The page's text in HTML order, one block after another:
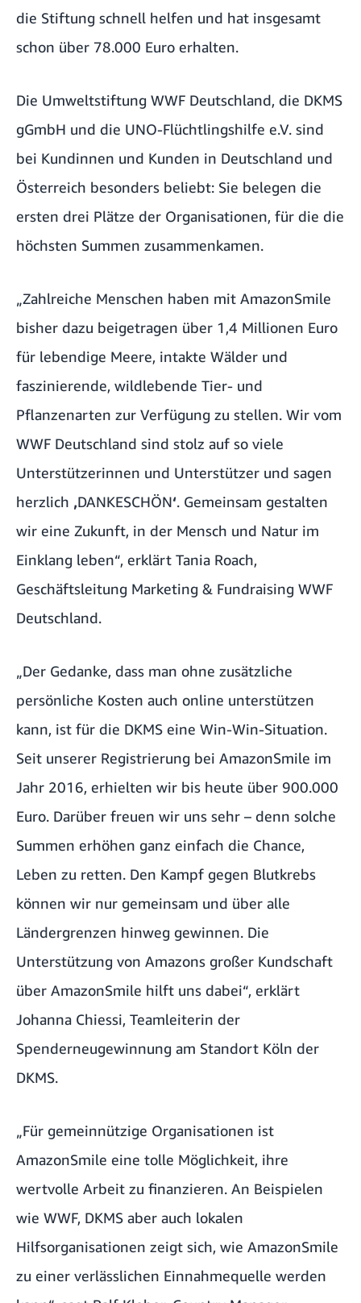
die Stiftung schnell helfen und hat insgesamt
schon über 78.000 Euro erhalten.
Die Umweltstiftung WWF Deutschland, die DKMS
gGmbH und die UNO-Flüchtlingshilfe e.V. sind
bei Kundinnen und Kunden in Deutschland und
Österreich besonders beliebt: Sie belegen die
ersten drei Plätze der Organisationen, für die die
höchsten Summen zusammenkamen.
„Zahlreiche Menschen haben mit AmazonSmile
bisher dazu beigetragen über 1,4 Millionen Euro
für lebendige Meere, intakte Wälder und
faszinierende, wildlebende Tier- und
Pflanzenarten zur Verfügung zu stellen. Wir vom
WWF Deutschland sind stolz auf so viele
Unterstützerinnen und Unterstützer und sagen
herzlich ‚DANKESCHÖN‘. Gemeinsam gestalten
wir eine Zukunft, in der Mensch und Natur im
Einklang leben“, erklärt Tania Roach,
Geschäftsleitung Marketing & Fundraising WWF
Deutschland.
„Der Gedanke, dass man ohne zusätzliche
persönliche Kosten auch online unterstützen
kann, ist für die DKMS eine Win-Win-Situation.
Seit unserer Registrierung bei AmazonSmile im
Jahr 2016, erhielten wir bis heute über 900.000
Euro. Darüber freuen wir uns sehr – denn solche
Summen erhöhen ganz einfach die Chance,
Leben zu retten. Den Kampf gegen Blutkrebs
können wir nur gemeinsam und über alle
Ländergrenzen hinweg gewinnen. Die
Unterstützung von Amazons großer Kundschaft
über AmazonSmile hilft uns dabei“, erklärt
Johanna Chiessi, Teamleiterin der
Spenderneugewinnung am Standort Köln der
DKMS.
„Für gemeinnützige Organisationen ist
AmazonSmile eine tolle Möglichkeit, ihre
wertvolle Arbeit zu finanzieren. An Beispielen
wie WWF, DKMS aber auch lokalen
Hilfsorganisationen zeigt sich, wie AmazonSmile
zu einer verlässlichen Einnahmequelle werden